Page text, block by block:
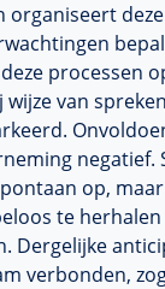
organiseert
processen
van
negatief.
op,
te
Dergelijke
verbonden,